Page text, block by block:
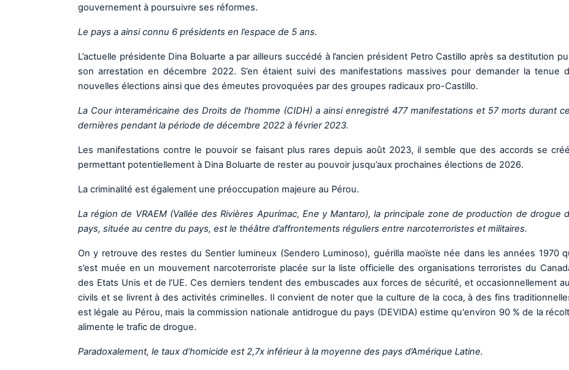
gouvernement à poursuivre ses réformes.
Le pays a ainsi connu 6 présidents en l’espace de 5 ans.
L’actuelle présidente Dina Boluarte a par ailleurs succédé à l’ancien président Petro Castillo après sa destitution
son arrestation en décembre 2022. S’en étaient suivi des manifestations massives pour demander la tenue
nouvelles élections ainsi que des émeutes provoquées par des groupes radicaux pro-Castillo.
La Cour interaméricaine des Droits de l'homme (CIDH) a ainsi enregistré 477 manifestations et 57 morts durant
dernières pendant la période de décembre 2022 à février 2023.
Les manifestations contre le pouvoir se faisant plus rares depuis août 2023, il semble que des accords se
permettant potentiellement à Dina Boluarte de rester au pouvoir jusqu’aux prochaines élections de 2026.
La criminalité est également une préoccupation majeure au Pérou.
La région de VRAEM (Vallée des Rivières Apurímac, Ene y Mantaro), la principale zone de production de drogue
pays, située au centre du pays, est le théâtre d’affrontements réguliers entre narcoterroristes et militaires.
On y retrouve des restes du Sentier lumineux (Sendero Luminoso), guérilla maoïste née dans les années 1970
s’est muée en un mouvement narcoterroriste placée sur la liste officielle des organisations terroristes du
des Etats Unis et de l’UE. Ces derniers tendent des embuscades aux forces de sécurité, et occasionnellement
civils et se livrent à des activités criminelles. Il convient de noter que la culture de la coca, à des fins
est légale au Pérou, mais la commission nationale antidrogue du pays (DEVIDA) estime qu'environ 90 % de la
alimente le trafic de drogue.
Paradoxalement, le taux d’homicide est 2,7x inférieur à la moyenne des pays d’Amérique Latine.